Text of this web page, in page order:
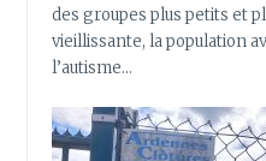
des groupes plus petits et
vieillissante, la population
l’autisme…